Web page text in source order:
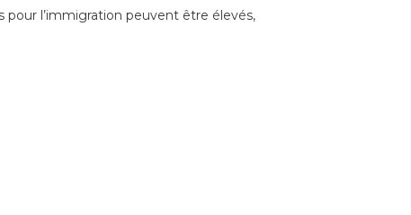
pour l’immigration peuvent être élevés,